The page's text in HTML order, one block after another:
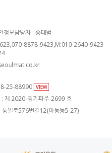
정보담당자 : 송태범
8878-9423,M:010-2640-9423
25-88990 VIEW
: 제 2020-경기파주-2699 호
통일로576번길12(아동동5-27)